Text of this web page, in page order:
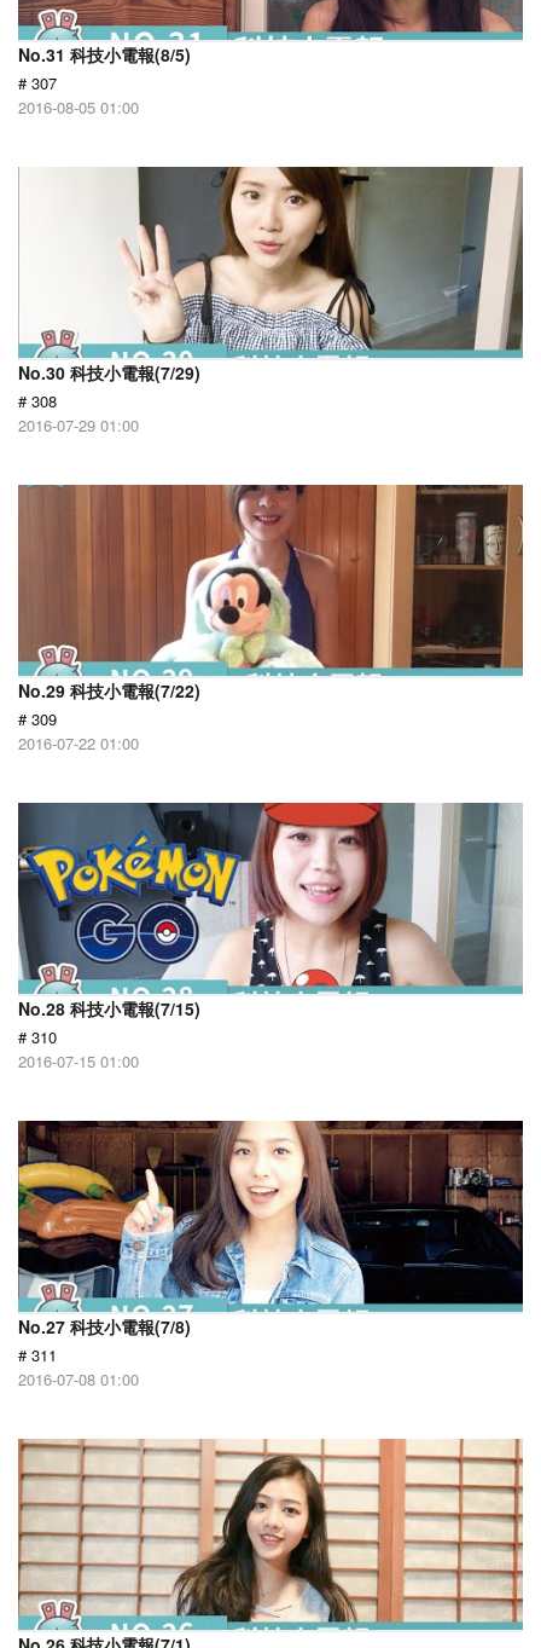
No.31 科技小電報(8/5)
# 307
2016-08-05 01:00
No.30 科技小電報(7/29)
# 308
2016-07-29 01:00
No.29 科技小電報(7/22)
# 309
2016-07-22 01:00
No.28 科技小電報(7/15)
# 310
2016-07-15 01:00
No.27 科技小電報(7/8)
# 311
2016-07-08 01:00